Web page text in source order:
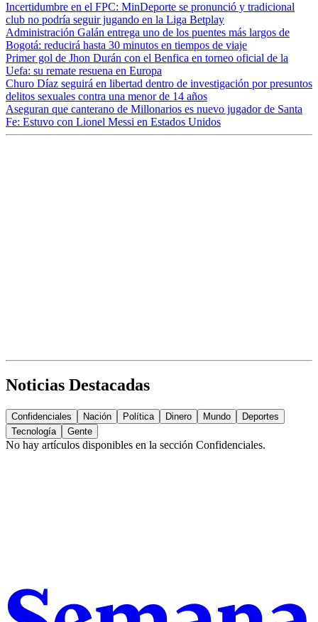
Incertidumbre en el FPC: MinDeporte se pronunció y tradicional
club no podría seguir jugando en la Liga Betplay
Administración Galán entrega uno de los puentes más largos de
Bogotá: reducirá hasta 30 minutos en tiempos de viaje
Primer gol de Jhon Durán con el Benfica en torneo oficial de la
Uefa: su remate resuena en Europa
Churo Díaz seguirá en libertad dentro de investigación por presuntos
delitos sexuales contra una menor de 14 años
Aseguran que canterano de Millonarios es nuevo jugador de Santa
Fe: Estuvo con Lionel Messi en Estados Unidos
Noticias Destacadas
Confidenciales Nación Política Dinero Mundo
Deportes
Tecnología
Gente
No hay artículos disponibles en la sección Confidenciales.